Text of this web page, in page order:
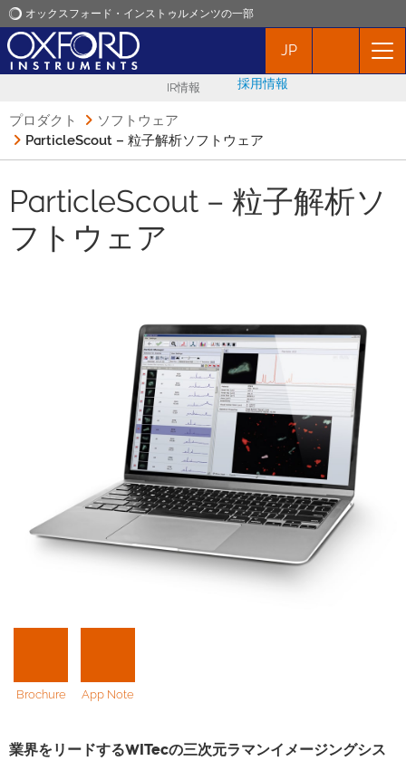
オックスフォード・インストゥルメンツの一部
オックスフォード・インストゥルメンツ
プロダクト
ニュース
お問い合わせ
JP
IR情報 採用情報
プロダクト
ソフトウェア
ParticleScout – 粒子解析ソフトウェア
ParticleScout – 粒子解析ソ
フトウェア
Brochure App Note
業界をリードするWITecの三次元ラマンイメージングシス